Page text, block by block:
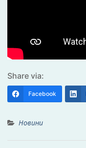
Share via:
Facebook
Новини